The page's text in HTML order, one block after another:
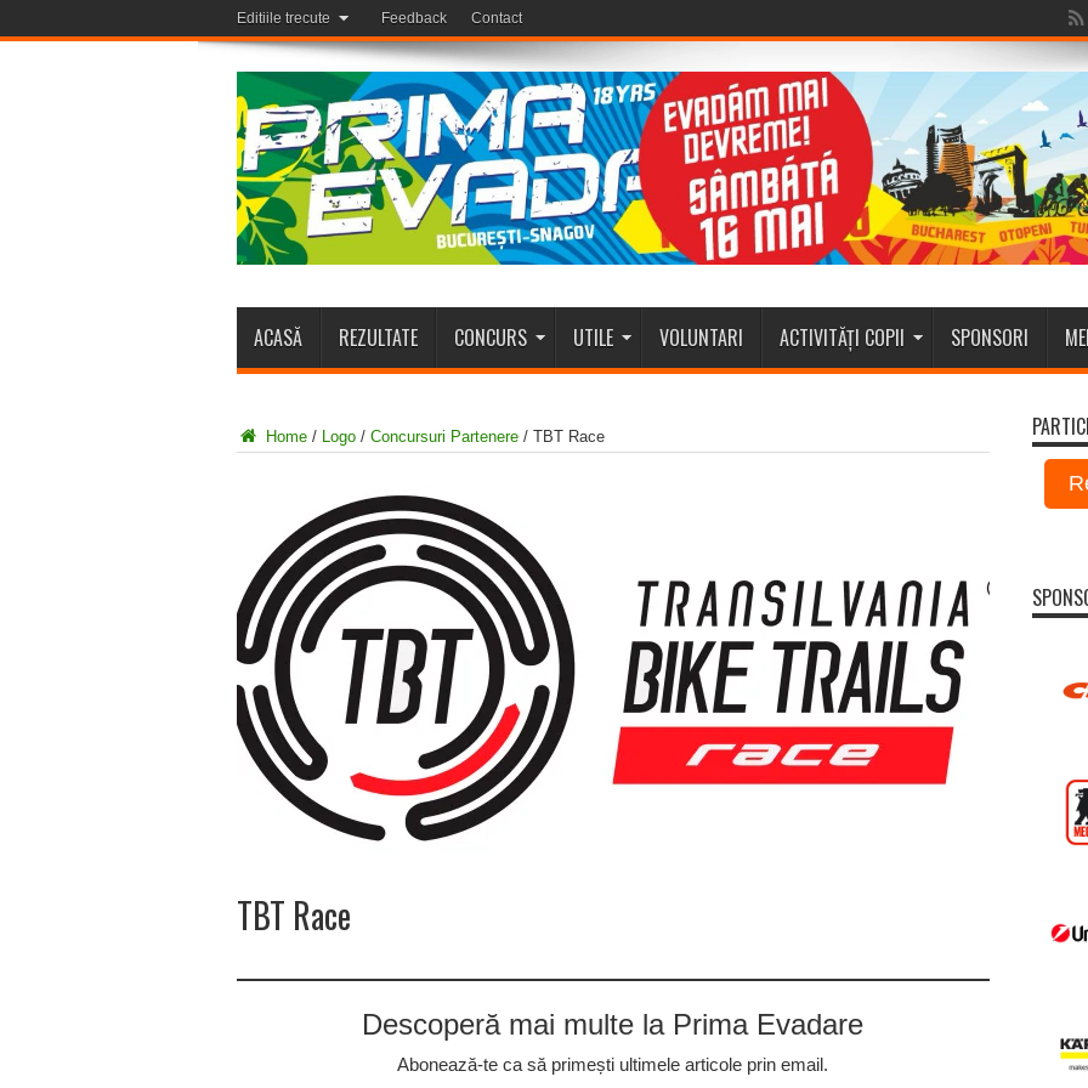
Editiile trecute Feedback Contact
ACASĂ REZULTATE CONCURS UTILE VOLUNTARI ACTIVITĂȚI COPII SPONSORI
Home / Logo / Concursuri Partenere / TBT Race
TBT Race
Descoperă mai multe la Prima Evadare
Abonează-te ca să primești ultimele articole prin email.